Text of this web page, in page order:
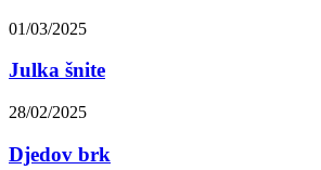
01/03/2025
Julka šnite
28/02/2025
Djedov brk